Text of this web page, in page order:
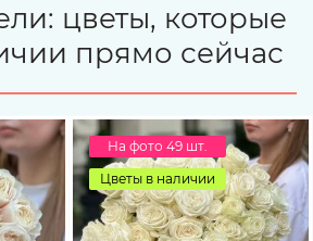
цветы, которые
прямо сейчас
На фото 49 шт.
Цветы в наличии